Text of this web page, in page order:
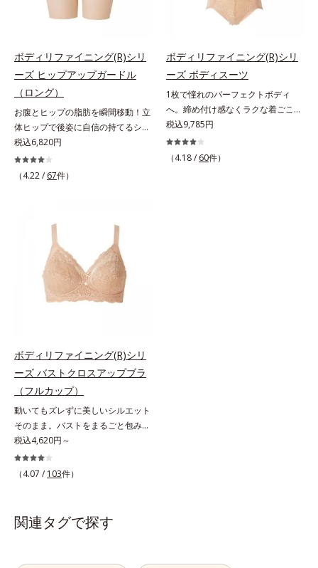
きり魅せるシェイパーです。幅広の
ストラップで肩への負担がなく、一
持ち上げる設計で、美しいバストラ
インに整えます。苦しくなりがちな
みぞおちは裏打ちをせず、レースの
パワーだけで安定させるので圧迫感
がありません。背中のシルエットす
っきり浅いVカットで背中の広い面
積を整えます。お肉をおさえて、す
っきりしたシルエットに変わりま
す。
胸をメイクするブラです。幅広のス
トラップで肩への負担がなく、一日
ち上げる設計で、美しいバストライ
ンに整えます。脇も背中もすっきり
補整脇からバック部は幅広設計で、
やわらかい背中のお肉をカバーしま
す。硬いセル芯ではなく、生地を2
重に重ねて脇肉もしっかりホール
ド。後ろ姿もすっきりキレイに変身
します。
ボディリファイニング(R)シリ
ーズ ヒップアップガードル
（ロング）
お腹とヒップの脂肪を瞬間移動！立
体ヒップで後姿に自信の持てるシル
エットに。ヒップまわりにぐるりと
パワーネットを裏打ちした補強パタ
ーンが、脂肪を本来あるべき位置に
が太ももをすっきり見せるので、脚
長効果も期待できます。気になるお
腹部分には、縦に伸びて横には伸び
ない「ワンウェイトリコネット素
材」のパワーネットを採用。前に突
き出そうとする脂肪を2種類の生地
わりがぴったりしたパンツにもひび
きません。
税込6,820円
（4.22 / 67件）
ボディリファイニング(R)シリ
ーズ ボディスーツ
1枚で憧れのパーフェクトボディ
へ。締め付け感なくラクな着ごこち
のボディスーツ。1枚でブラ、シェ
イパー、ガードルの3役を果たすボ
ディスーツ。重ね着したときのごろ
税込9,785円
（4.18 / 60件）
ボディリファイニング(R)シリ
ーズ バストクロスアップブラ
（フルカップ）
動いてもズレずに美しいシルエット
そのまま。バストをまるごと包みこ
み、上向きバストへ。体にフィット
して、ラクな着用感のノンワイヤー
タイプ。カップ下部分に、パワーネ
て2枚の生地が交差するから、動い
てもズレません。セル芯部分は7層
税込4,620円～
（4.07 / 103件）
関連タグで探す